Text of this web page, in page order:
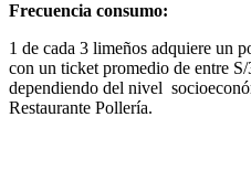
Frecuencia consumo:
1 de cada 3 limeños adquiere un
con un ticket promedio de entre
dependiendo del nivel
Restaurante Pollería.